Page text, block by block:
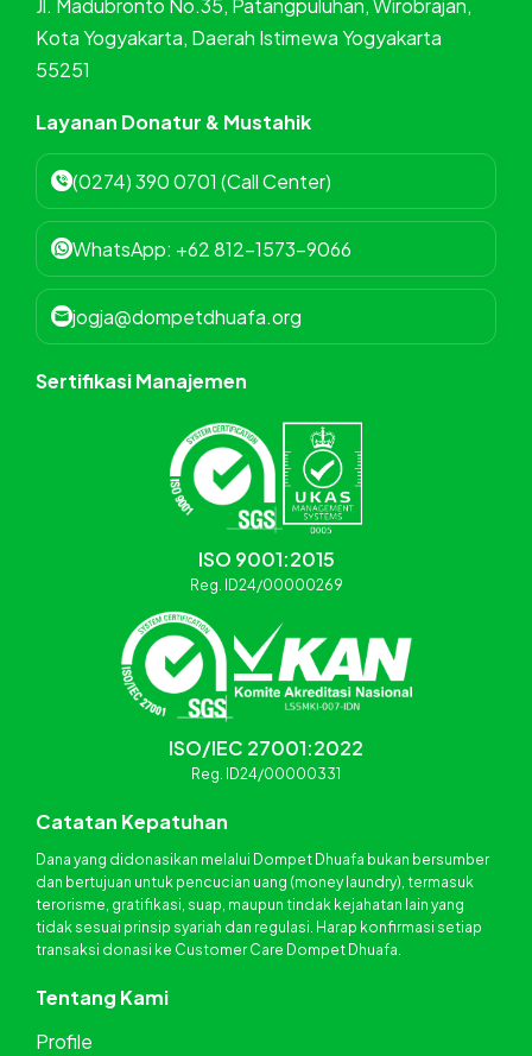
Jl. Madubronto No.35, Patangpuluhan, Wirobrajan,
Kota Yogyakarta, Daerah Istimewa Yogyakarta
55251
Layanan Donatur & Mustahik
(0274) 390 0701 (Call Center)
WhatsApp: +62 812-1573-9066
jogja@dompetdhuafa.org
Sertifikasi Manajemen
ISO 9001:2015
Reg. ID24/00000269
ISO/IEC 27001:2022
Reg. ID24/00000331
Catatan Kepatuhan
Dana yang didonasikan melalui Dompet Dhuafa bukan bersumber
dan bertujuan untuk pencucian uang (money laundry), termasuk
terorisme, gratifikasi, suap, maupun tindak kejahatan lain yang
tidak sesuai prinsip syariah dan regulasi. Harap konfirmasi setiap
transaksi donasi ke Customer Care Dompet Dhuafa.
Tentang Kami
Profile